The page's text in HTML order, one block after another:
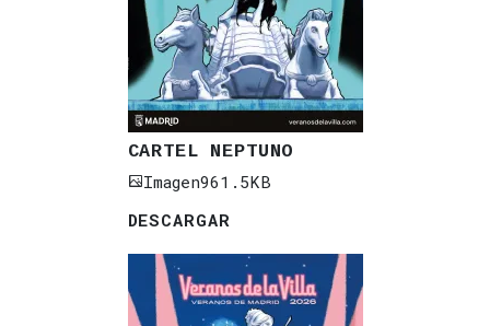
CARTEL NEPTUNO
Imagen961.5KB
DESCARGAR